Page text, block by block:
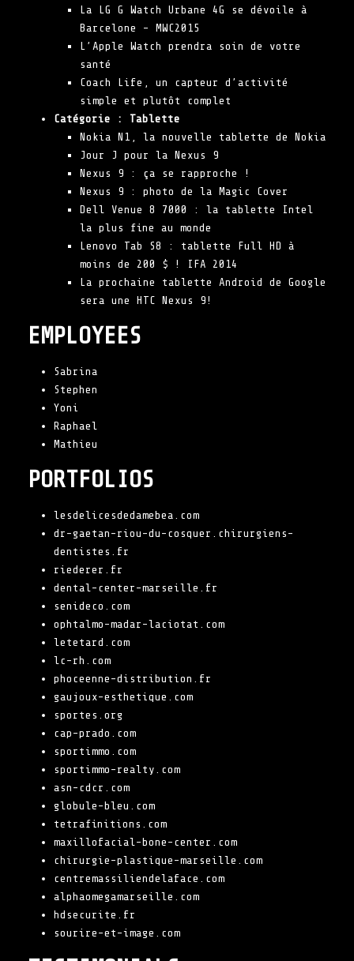
La LG G Watch Urbane 4G se dévoile à
Barcelone – MWC2015
L’Apple Watch prendra soin de votre
santé
Coach Life, un capteur d’activité
simple et plutôt complet
Catégorie : Tablette
Nokia N1, la nouvelle tablette de Nokia
Jour J pour la Nexus 9
Nexus 9 : ça se rapproche !
Nexus 9 : photo de la Magic Cover
Dell Venue 8 7000 : la tablette Intel
la plus fine au monde
Lenovo Tab S8 : tablette Full HD à
moins de 200 $ ! IFA 2014
La prochaine tablette Android de Google
sera une HTC Nexus 9!
EMPLOYEES
Sabrina
Stephen
Yoni
Raphael
Mathieu
PORTFOLIOS
lesdelicesdedamebea.com
dr-gaetan-riou-du-cosquer.chirurgiens-
dentistes.fr
riederer.fr
dental-center-marseille.fr
senideco.com
ophtalmo-madar-laciotat.com
letetard.com
lc-rh.com
phoceenne-distribution.fr
gaujoux-esthetique.com
sportes.org
cap-prado.com
sportimmo.com
sportimmo-realty.com
asn-cdcr.com
globule-bleu.com
tetrafinitions.com
maxillofacial-bone-center.com
chirurgie-plastique-marseille.com
centremassiliendelaface.com
alphaomegamarseille.com
hdsecurite.fr
sourire-et-image.com